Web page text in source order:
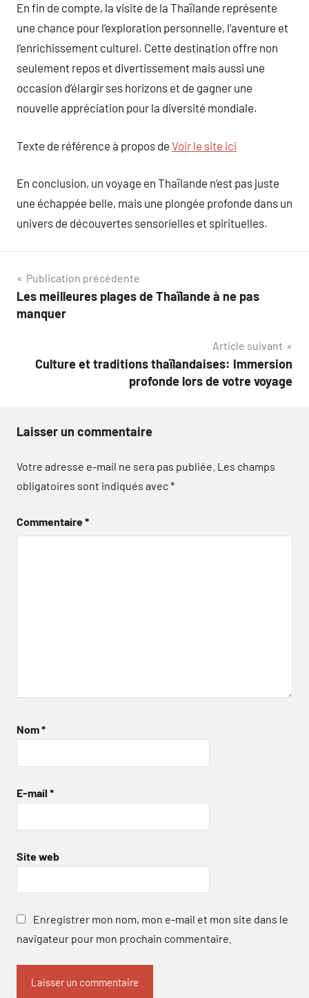
En fin de compte, la visite de la Thaïlande représente
une chance pour l’exploration personnelle, l’aventure et
l’enrichissement culturel. Cette destination offre non
seulement repos et divertissement mais aussi une
occasion d’élargir ses horizons et de gagner une
nouvelle appréciation pour la diversité mondiale.
Texte de référence à propos de Voir le site ici
En conclusion, un voyage en Thaïlande n’est pas juste
une échappée belle, mais une plongée profonde dans un
univers de découvertes sensorielles et spirituelles.
Navigation
de
Publication précédente
Les meilleures plages de Thaïlande à ne pas
manquer
Article suivant
Culture et traditions thaïlandaises: Immersion
profonde lors de votre voyage
Laisser un commentaire
Votre adresse e-mail ne sera pas publiée. Les champs
obligatoires sont indiqués avec*
Commentaire*
Nom*
E-mail *
Site web
Enregistrer mon nom, mon e-mail et mon site dans le
navigateur pour mon prochain commentaire.